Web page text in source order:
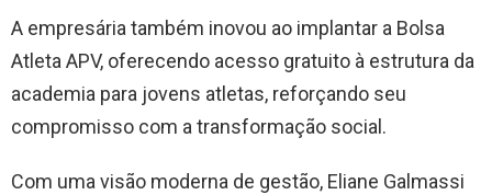
A empresária também inovou ao implantar a Bolsa
Atleta APV, oferecendo acesso gratuito à estrutura da
academia para jovens atletas, reforçando seu
compromisso com a transformação social.
Com uma visão moderna de gestão, Eliane Galmassi